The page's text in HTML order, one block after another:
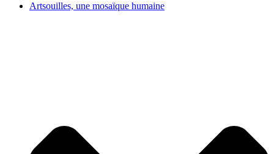
Artsouilles, une mosaïque humaine